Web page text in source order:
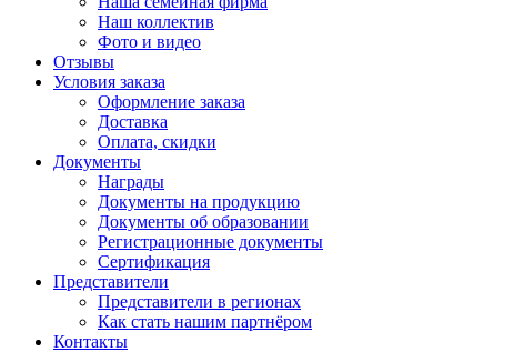
Наш коллектив
Фото и видео
Отзывы
Условия заказа
Оформление заказа
Доставка
Оплата, скидки
Документы
Награды
Документы на продукцию
Документы об образовании
Регистрационные документы
Сертификация
Представители
Представители в регионах
Как стать нашим партнёром
Контакты